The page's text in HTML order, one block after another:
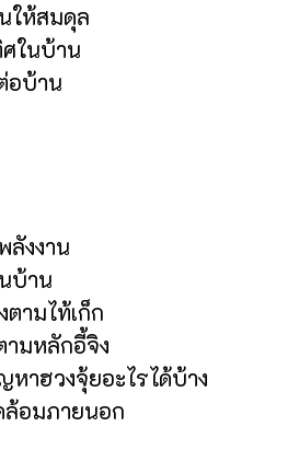
ให้สมดุล
ในบ้าน
อบ้าน
ลังงาน
บ้าน
ามไท้เก็ก
ามหลักอี้จิง
าฮวงจุ้ยอะไรได้บ้าง
อมภายนอก